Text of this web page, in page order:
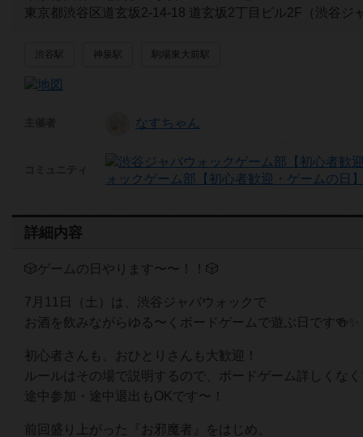
東京都渋谷区道玄坂2-14-18 道玄坂2丁目ビル2F（渋谷ジ
渋谷駅 神泉駅 駒場東大前駅
なすちゃん
ォックゲーム部【初心者歓迎・ゲームの日
詳細内容
🎲ゲームの日やります〜〜！！🎲
7月11日（土）は、渋谷ジャバウォックで
お酒を飲みながらゆる〜くボードゲームで遊ぶ日です🍻✨
初心者さんも、おひとりさんも大歓迎！
ルールはその場で説明するので、ボードゲーム詳しくな
途中参加・途中退出もOKです〜！
前回盛り上がった『お邪魔者』をはじめ、